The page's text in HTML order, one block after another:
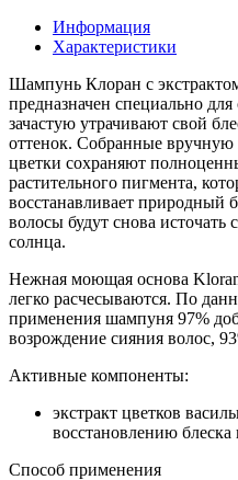
Информация
Характеристики
Шампунь Клоран с
предназначен специально
зачастую утрачивают свой
оттенок. Собранные
цветки сохраняют
растительного пигмента,
восстанавливает природный
волосы будут снова источать
солнца.
Нежная моющая основа
легко расчесываются. По
применения шампуня 97%
возрождение сияния волос,
Активные компоненты:
экстракт цветков
восстановлению блеска
Способ применения